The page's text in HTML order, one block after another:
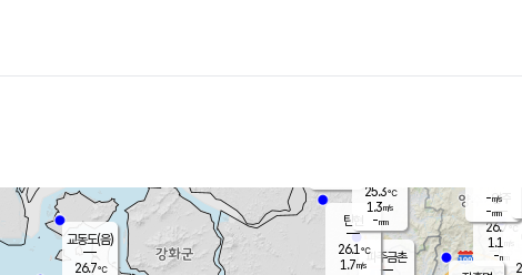
양주
26.7℃
1.1
-mm
파주금촌
탄현
26.1℃
1.7m/s
-m/s
-mm
교동도(음)
26.7℃
25.3℃
1.3m/s
-mm